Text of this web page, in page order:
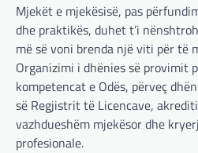
Mjekët e mjekësisë, pas
dhe praktikës, duhet t’i
më së voni brenda një viti për të
Organizimi i dhënies së provimit
kompetencat e Odës, përveç
së Regjistrit të Licencave,
vazhdueshëm mjekësor dhe
profesionale.